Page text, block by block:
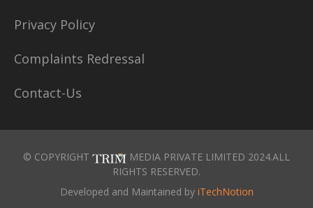
Privacy Policy
Complaints Redressal
Contact-Us
© COPYRIGHT
MEDIA PRIVATE LIMITED 2024.ALL
RIGHTS RESERVED.
Developed and Maintained by iTechNotion